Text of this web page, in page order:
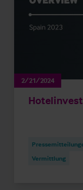
2/21/2024
Vermittlung